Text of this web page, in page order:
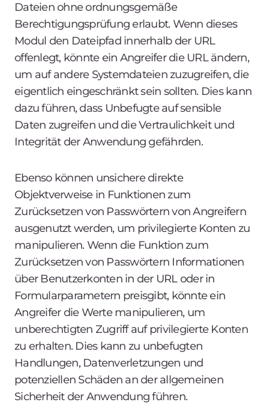
Dateien ohne ordnungsgemäße
Berechtigungsprüfung erlaubt. Wenn dieses
Modul den Dateipfad innerhalb der URL
offenlegt, könnte ein Angreifer die URL ändern,
um auf andere Systemdateien zuzugreifen, die
eigentlich eingeschränkt sein sollten. Dies kann
dazu führen, dass Unbefugte auf sensible
Daten zugreifen und die Vertraulichkeit und
Integrität der Anwendung gefährden.
Ebenso können unsichere direkte
Objektverweise in Funktionen zum
Zurücksetzen von Passwörtern von Angreifern
ausgenutzt werden, um privilegierte Konten zu
manipulieren. Wenn die Funktion zum
Zurücksetzen von Passwörtern Informationen
über Benutzerkonten in der URL oder in
Formularparametern preisgibt, könnte ein
Angreifer die Werte manipulieren, um
unberechtigten Zugriff auf privilegierte Konten
zu erhalten. Dies kann zu unbefugten
Handlungen, Datenverletzungen und
potenziellen Schäden an der allgemeinen
Sicherheit der Anwendung führen.